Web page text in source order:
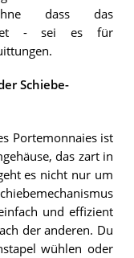
dass das
- sei es für
Schiebe-
Portemonnaies ist
das zart in
es nicht nur um
und effizient
der anderen. Du
wühlen oder